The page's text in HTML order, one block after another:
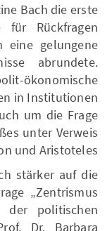
Bach die erste
für Rückfragen
gelungene
abrundete.
ökonomische
in Institutionen
um die Frage
unter Verweis
und Aristoteles.
stärker auf die
„Zentrismus
der politischen
Dr. Barbara